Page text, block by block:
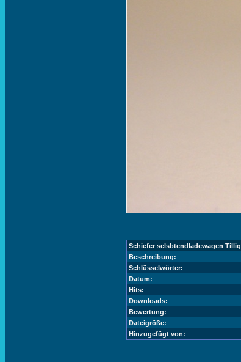
Schiefer selsbtendladewagen Tillig
Beschreibung:
Schlüsselwörter:
Datum:
Hits:
Downloads:
Bewertung:
Dateigröße:
Hinzugefügt von: